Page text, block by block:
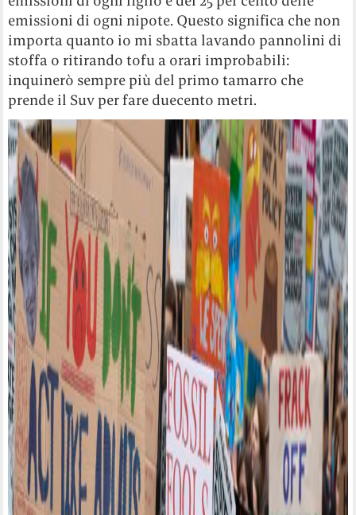
emissioni di ogni nipote. Questo significa che non
importa quanto io mi sbatta lavando pannolini di
stoffa o ritirando tofu a orari improbabili:
inquinerò sempre più del primo tamarro che
prende il Suv per fare duecento metri.